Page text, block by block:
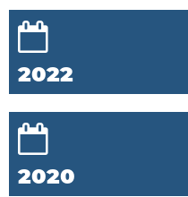
2022
2020